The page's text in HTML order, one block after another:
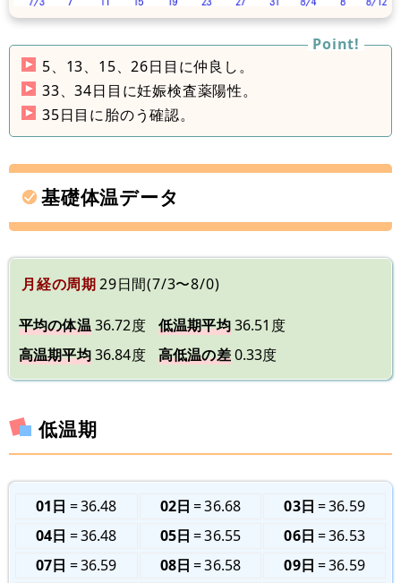
5、13、15、26日目に仲良し。
33、34日目に妊娠検査薬陽性。
35日目に胎のう確認。
基礎体温データ
月経の周期29日間(7/3〜8/0)
平均の体温36.72度 低温期平均36.51度
高温期平均36.84度 高低温の差0.33度
低温期
01日 36.48 02日 36.68 03日
36.59
04日
36.48 05日 36.55 06日
36.53
07日
36.59 08日 36.58 09日
36.59